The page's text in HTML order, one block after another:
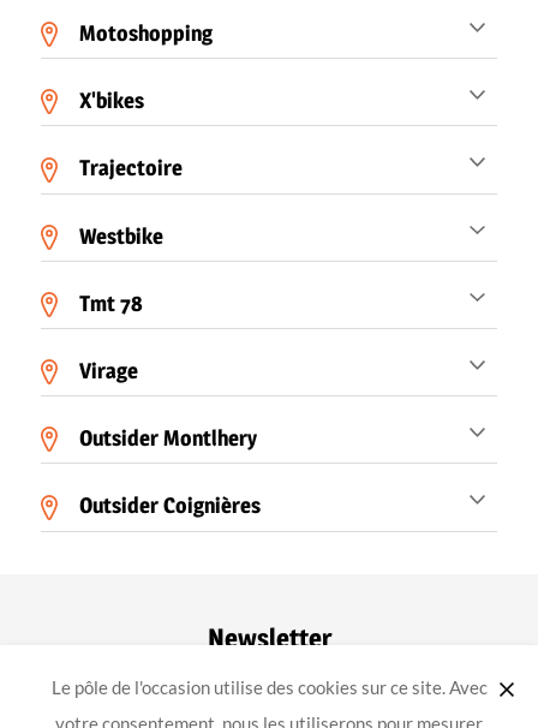
Motoshopping
X'bikes
Trajectoire
Westbike
Tmt 78
Virage
Outsider Montlhery
Outsider Coignières
Newsletter
Le pôle de l'occasion utilise des cookies sur ce site. Avec
votre consentement, nous les utiliserons pour mesurer